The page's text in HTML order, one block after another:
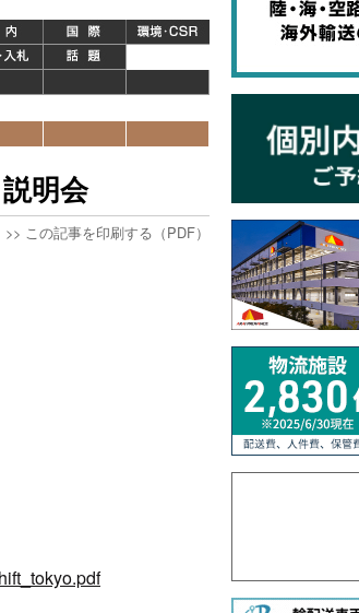
明会
>> この記事を印刷する（PDF）